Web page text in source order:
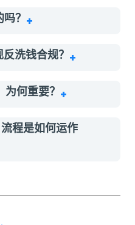
？
洗钱合规？
何重要？
程是如何运作